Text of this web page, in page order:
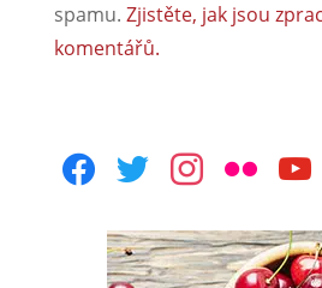
spamu. Zjistěte, jak jsou
komentářů.
facebooktwitterinstagram
flickr